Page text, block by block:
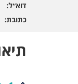
דוא״ל:
כתובת: